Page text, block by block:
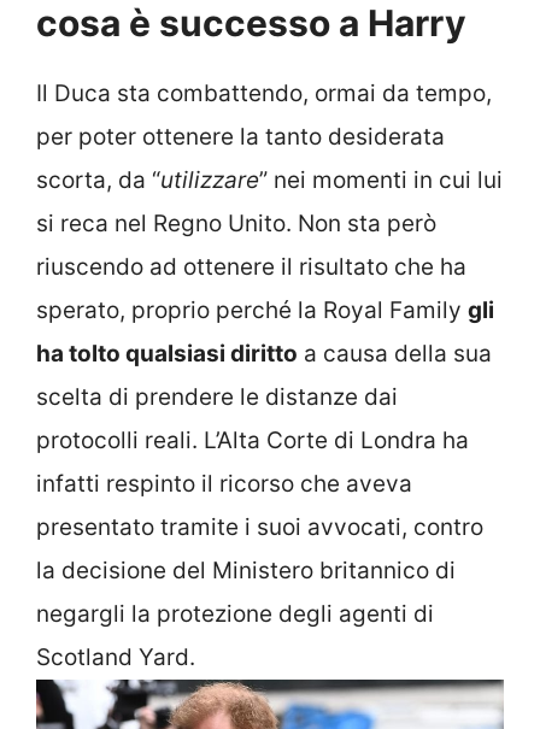
cosa è successo a Harry
Il Duca sta combattendo, ormai da tempo,
per poter ottenere la tanto desiderata
scorta, da “utilizzare” nei momenti in cui lui
si reca nel Regno Unito. Non sta però
riuscendo ad ottenere il risultato che ha
sperato, proprio perché la Royal Family gli
ha tolto qualsiasi diritto a causa della sua
scelta di prendere le distanze dai
protocolli reali. L’Alta Corte di Londra ha
infatti respinto il ricorso che aveva
presentato tramite i suoi avvocati, contro
la decisione del Ministero britannico di
negargli la protezione degli agenti di
Scotland Yard.